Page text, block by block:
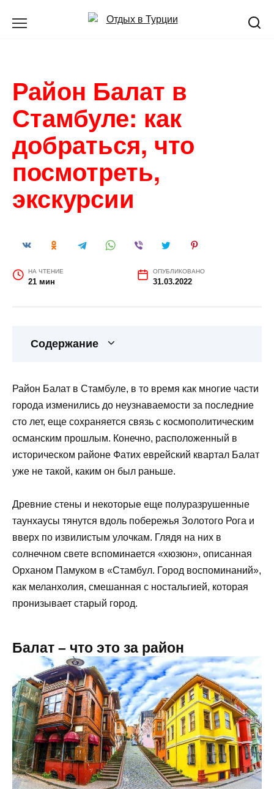
Район Балат в
Стамбуле: как
добраться, что
посмотреть,
экскурсии
НА ЧТЕНИЕ
21 мин
ОПУБЛИКОВАНО
31.03.2022
Содержание
Район Балат в Стамбуле, в то время как многие части
города изменились до неузнаваемости за последние
сто лет, еще сохраняется связь с космополитическим
османским прошлым. Конечно, расположенный в
историческом районе Фатих еврейский квартал Балат
уже не такой, каким он был раньше.
Древние стены и некоторые еще полуразрушенные
таунхаусы тянутся вдоль побережья Золотого Рога и
вверх по извилистым улочкам. Глядя на них в
солнечном свете вспоминается «хюзюн», описанная
Орханом Памуком в «Стамбул. Город воспоминаний»,
как меланхолия, смешанная с ностальгией, которая
пронизывает старый город.
Балат – что это за район